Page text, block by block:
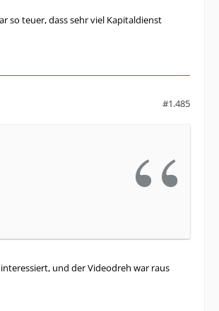
so teuer, dass sehr viel Kapitaldienst
#1.485
und der Videodreh war raus